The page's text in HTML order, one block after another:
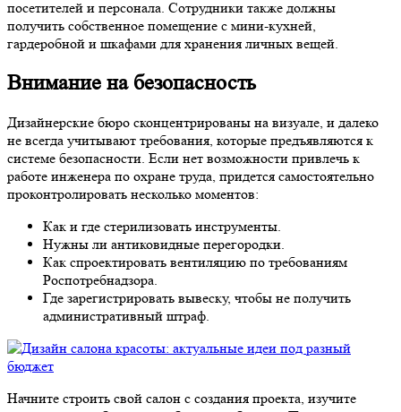
посетителей и персонала. Сотрудники также должны
получить собственное помещение с мини-кухней,
гардеробной и шкафами для хранения личных вещей.
Внимание на безопасность
Дизайнерские бюро сконцентрированы на визуале, и далеко
не всегда учитывают требования, которые предъявляются к
системе безопасности. Если нет возможности привлечь к
работе инженера по охране труда, придется самостоятельно
проконтролировать несколько моментов:
Как и где стерилизовать инструменты.
Нужны ли антиковидные перегородки.
Как спроектировать вентиляцию по требованиям
Роспотребнадзора.
Где зарегистрировать вывеску, чтобы не получить
административный штраф.
Начните строить свой салон с создания проекта, изучите